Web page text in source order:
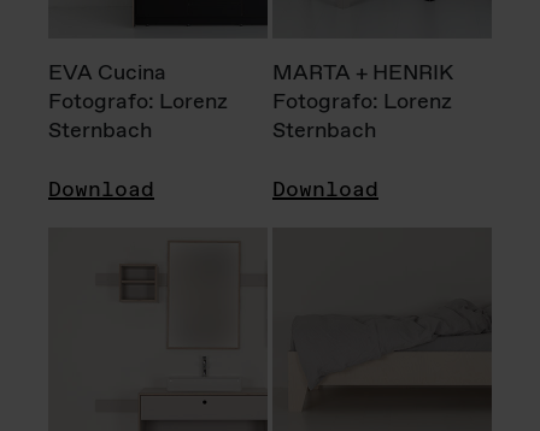
EVA Cucina
Fotografo: Lorenz
Sternbach
Download
MARTA + HENRIK
Fotografo: Lorenz
Sternbach
Download